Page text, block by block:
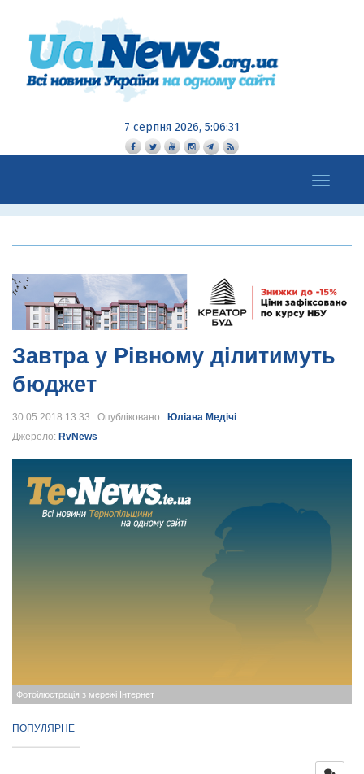
7 серпня 2026, 5:06:32
Toggle
navigation
Завтра у Рівному ділитимуть
бюджет
30.05.2018 13:33 Опубліковано : Юліана Медічі
Джерело: RvNews
Фотоілюстрація з мережі Інтернет
ПОПУЛЯРНЕ